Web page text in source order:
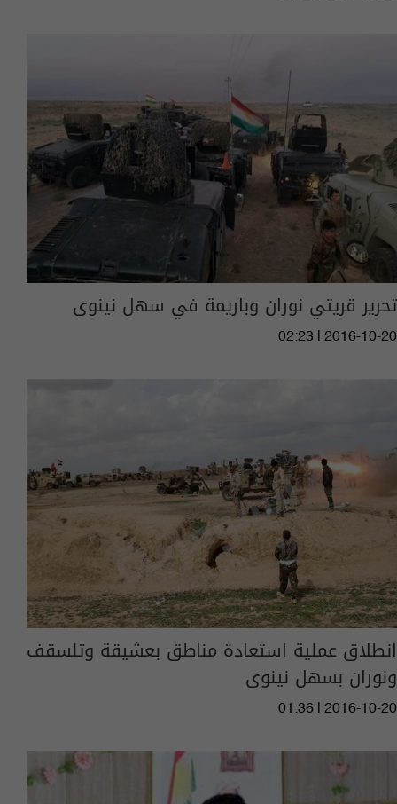
تحرير قريتي نوران وباريمة في سهل نينوى
02:23 | 2016-10-20
انطلاق عملية استعادة مناطق بعشيقة وتلسقف
ونوران بسهل نينوى
01:36 | 2016-10-20